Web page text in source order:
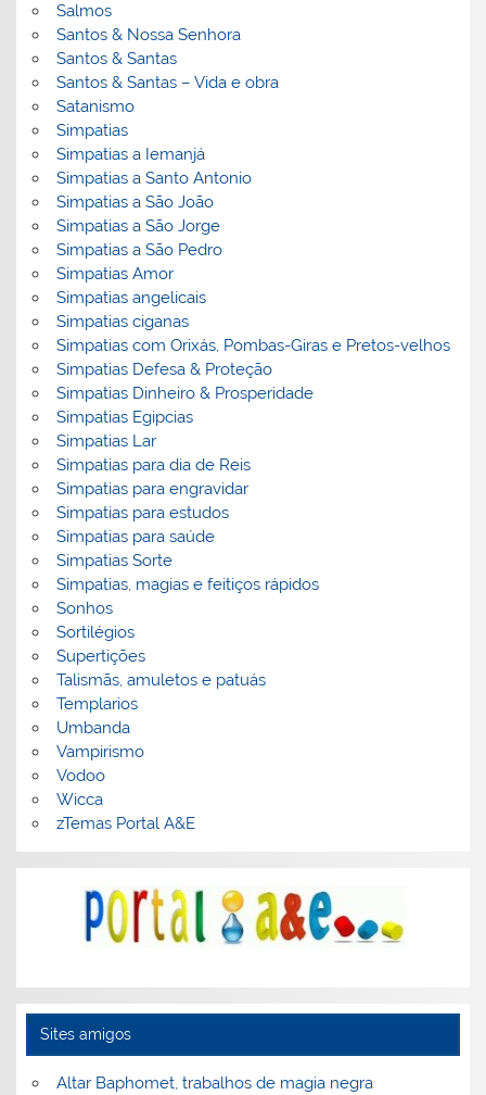
Salmos
Santos & Nossa Senhora
Santos & Santas
Santos & Santas – Vida e obra
Satanismo
Simpatias
Simpatias a Iemanjá
Simpatias a Santo Antonio
Simpatias a São João
Simpatias a São Jorge
Simpatias a São Pedro
Simpatias Amor
Simpatias angelicais
Simpatias ciganas
Simpatias com Orixás, Pombas-Giras e Pretos-velhos
Simpatias Defesa & Proteção
Simpatias Dinheiro & Prosperidade
Simpatias Egipcias
Simpatias Lar
Simpatias para dia de Reis
Simpatias para engravidar
Simpatias para estudos
Simpatias para saúde
Simpatias Sorte
Simpatias, magias e feitiços rápidos
Sonhos
Sortilégios
Supertições
Talismãs, amuletos e patuás
Templarios
Umbanda
Vampirismo
Vodoo
Wicca
zTemas Portal A&E
Sites amigos
Altar Baphomet, trabalhos de magia negra